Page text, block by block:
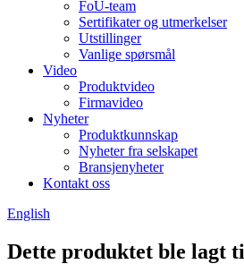
FoU-team
Sertifikater og utmerkelser
Utstillinger
Vanlige spørsmål
Video
Produktvideo
Firmavideo
Nyheter
Produktkunnskap
Nyheter fra selskapet
Bransjenyheter
Kontakt oss
English
Dette produktet ble lagt